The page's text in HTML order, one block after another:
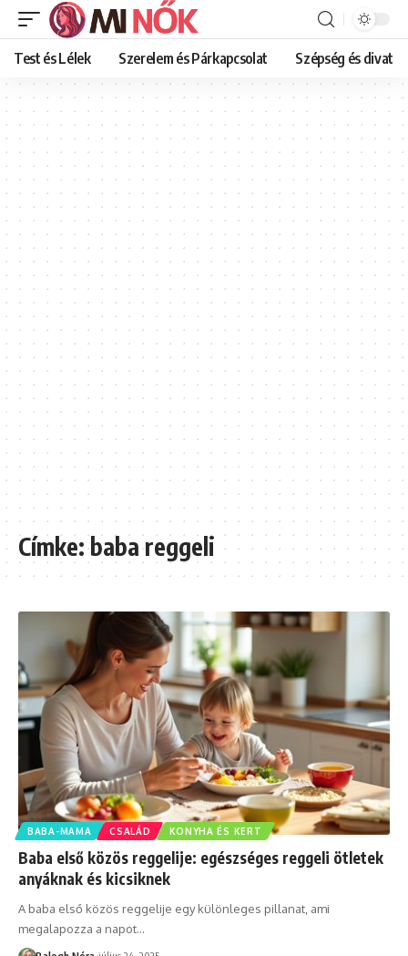
Test és Lélek Szerelem és Párkapcsolat Szépség és divat
Címke:baba reggeli
BABA-MAMA CSALÁD KONYHA ÉS KERT
Baba első közös reggelije: egészséges reggeli ötletek
anyáknak és kicsiknek
A baba első közös reggelije egy különleges pillanat, ami
megalapozza a napot…